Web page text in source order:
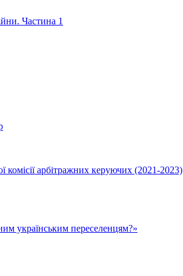
Частина 1
арбітражних керуючих (2021-2023)
українським переселенцям?»